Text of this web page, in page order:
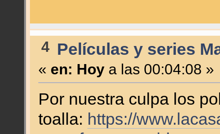
4 Películas y series
« en: Hoya las 00:04:08 »
Por nuestra culpa los
toalla: https://